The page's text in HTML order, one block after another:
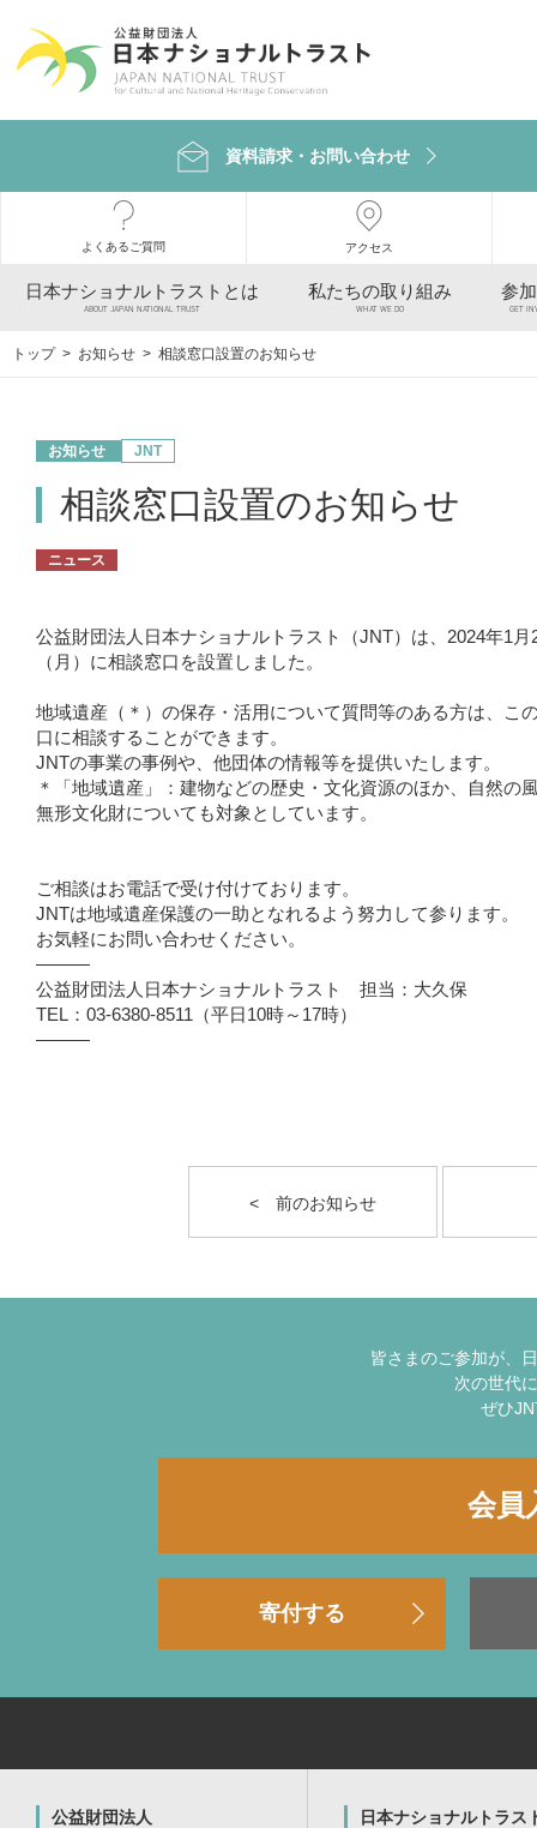
資料請求・お問い合わせ
よくあるご質問 アクセス
日本ナショナルトラストとは
ABOUT JAPAN NATIONAL TRUST
私たちの取り組み
WHAT WE DO
参
GET
トップ > お知らせ > 相談窓口設置のお知らせ
お知らせ JNT
相談窓口設置のお知らせ
ニュース
公益財団法人日本ナショナルトラスト（JNT）は、2024年1月
（月）に相談窓口を設置しました。
地域遺産（＊）の保存・活用について質問等のある方は、こ
口に相談することができます。
JNTの事業の事例や、他団体の情報等を提供いたします。
＊「地域遺産」：建物などの歴史・文化資源のほか、自然の
無形文化財についても対象としています。
ご相談はお電話で受け付けております。
JNTは地域遺産保護の一助となれるよう努力して参ります。
お気軽にお問い合わせください。
―――
公益財団法人日本ナショナルトラスト 担当：大久保
TEL：03-6380-8511（平日10時～17時）
―――
< 前のお知らせ
皆さまのご参加が、
次の世代
ぜひ
会員
寄付する
公益財団法人
日本ナショナルトラス